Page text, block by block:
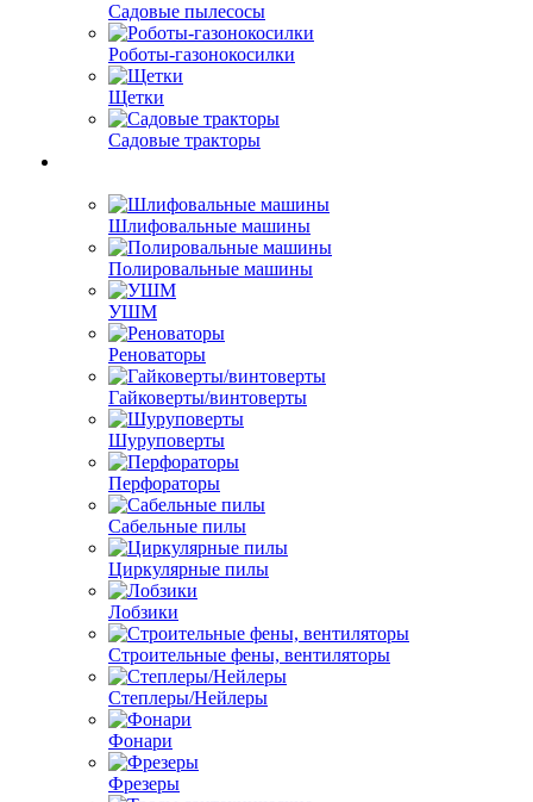
Садовые пылесосы
Роботы-газонокосилки
Щетки
Садовые тракторы
Шлифовальные машины
Полировальные машины
УШМ
Реноваторы
Гайковерты/винтоверты
Шуруповерты
Перфораторы
Сабельные пилы
Циркулярные пилы
Лобзики
Строительные фены, вентиляторы
Степлеры/Нейлеры
Фонари
Фрезеры